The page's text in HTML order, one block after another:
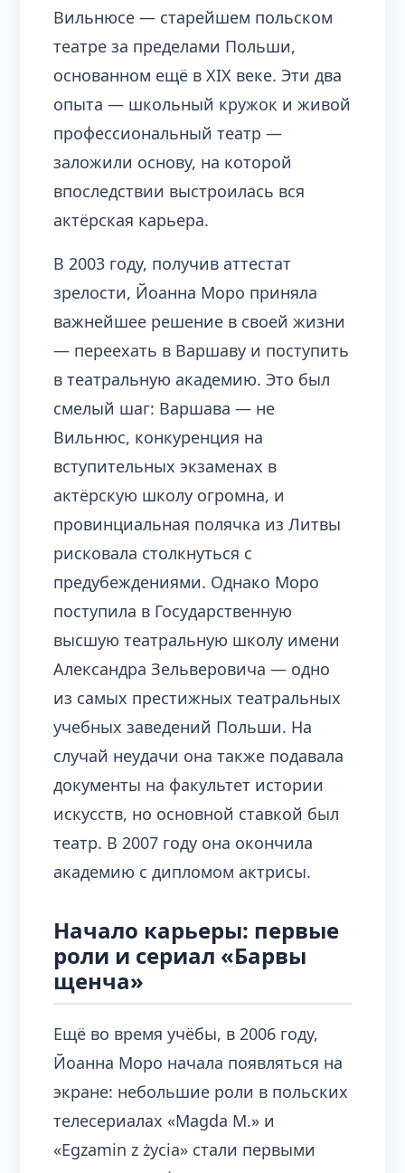
Вильнюсе — старейшем польском
театре за пределами Польши,
основанном ещё в XIX веке. Эти два
опыта — школьный кружок и живой
профессиональный театр —
заложили основу, на которой
впоследствии выстроилась вся
актёрская карьера.
В 2003 году, получив аттестат
зрелости, Йоанна Моро приняла
важнейшее решение в своей жизни
— переехать в Варшаву и поступить
в театральную академию. Это был
смелый шаг: Варшава — не
Вильнюс, конкуренция на
вступительных экзаменах в
актёрскую школу огромна, и
провинциальная полячка из Литвы
рисковала столкнуться с
предубеждениями. Однако Моро
поступила в Государственную
высшую театральную школу имени
Александра Зельверовича — одно
из самых престижных театральных
учебных заведений Польши. На
случай неудачи она также подавала
документы на факультет истории
искусств, но основной ставкой был
театр. В 2007 году она окончила
академию с дипломом актрисы.
Начало карьеры: первые
роли и сериал «Барвы
щенча»
Ещё во время учёбы, в 2006 году,
Йоанна Моро начала появляться на
экране: небольшие роли в польских
телесериалах «Magda M.» и
«Egzamin z życia» стали первыми